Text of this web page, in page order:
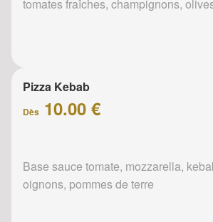
tomates fraîches, champignons,
Pizza Kebab
Dès 10.00 €
Base sauce tomate, mozzarella,
oignons, pommes de terre